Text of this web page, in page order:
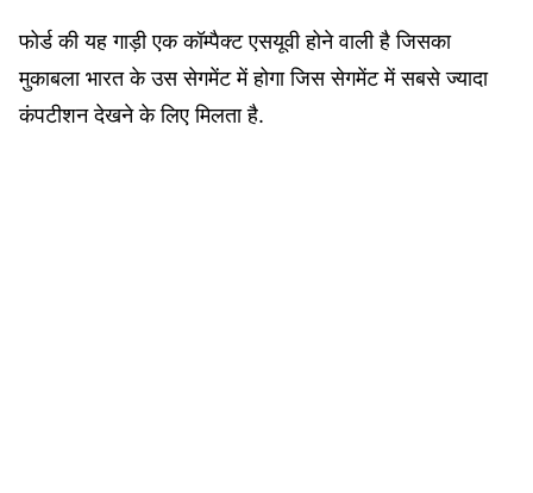
फोर्ड की यह गाड़ी एक कॉम्पैक्ट एसयूवी होने वाली है जिसका
मुकाबला भारत के उस सेगमेंट में होगा जिस सेगमेंट में सबसे ज्यादा
कंपटीशन देखने के लिए मिलता है.